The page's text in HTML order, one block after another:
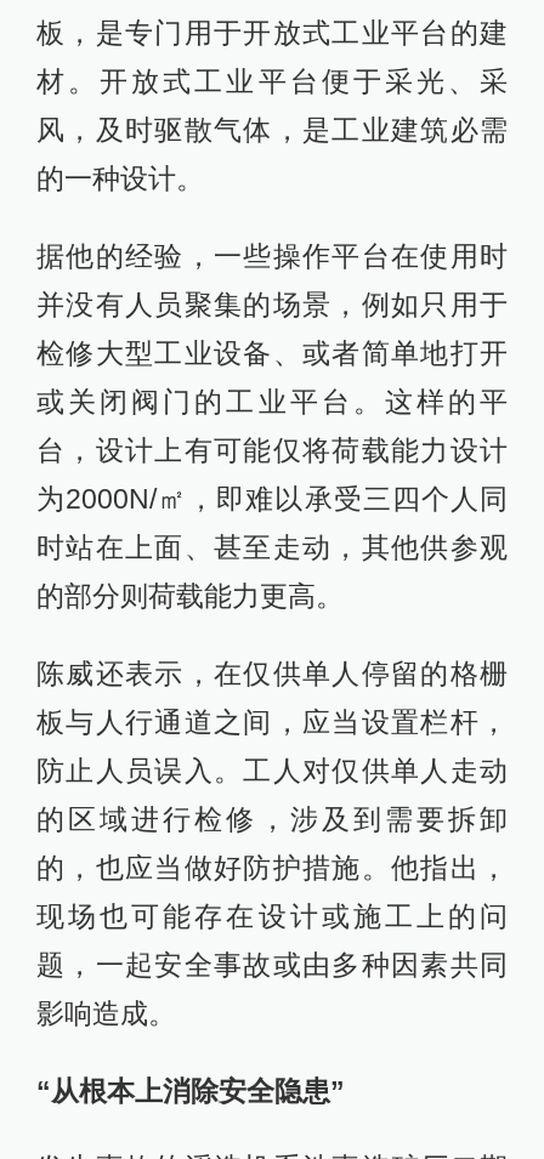
板，是专门用于开放式工业平台的建
材。开放式工业平台便于采光、采
风，及时驱散气体，是工业建筑必需
的一种设计。
据他的经验，一些操作平台在使用时
并没有人员聚集的场景，例如只用于
检修大型工业设备、或者简单地打开
或关闭阀门的工业平台。这样的平
台，设计上有可能仅将荷载能力设计
为2000N/㎡，即难以承受三四个人同
时站在上面、甚至走动，其他供参观
的部分则荷载能力更高。
陈威还表示，在仅供单人停留的格栅
板与人行通道之间，应当设置栏杆，
防止人员误入。工人对仅供单人走动
的区域进行检修，涉及到需要拆卸
的，也应当做好防护措施。他指出，
现场也可能存在设计或施工上的问
题，一起安全事故或由多种因素共同
影响造成。
“从根本上消除安全隐患”